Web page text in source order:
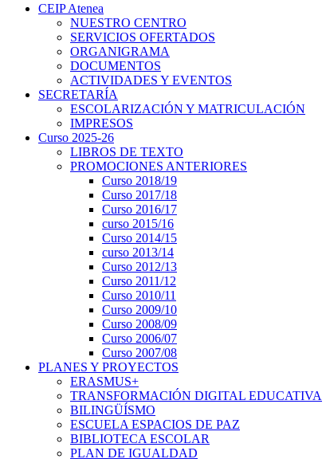
CEIP Atenea
NUESTRO CENTRO
SERVICIOS OFERTADOS
ORGANIGRAMA
DOCUMENTOS
ACTIVIDADES Y EVENTOS
SECRETARÍA
ESCOLARIZACIÓN Y MATRICULACIÓN
IMPRESOS
Curso 2025-26
LIBROS DE TEXTO
PROMOCIONES ANTERIORES
Curso 2018/19
Curso 2017/18
Curso 2016/17
curso 2015/16
Curso 2014/15
curso 2013/14
Curso 2012/13
Curso 2011/12
Curso 2010/11
Curso 2009/10
Curso 2008/09
Curso 2006/07
Curso 2007/08
PLANES Y PROYECTOS
ERASMUS+
TRANSFORMACIÓN DIGITAL EDUCATIVA
BILINGÜÍSMO
ESCUELA ESPACIOS DE PAZ
BIBLIOTECA ESCOLAR
PLAN DE IGUALDAD